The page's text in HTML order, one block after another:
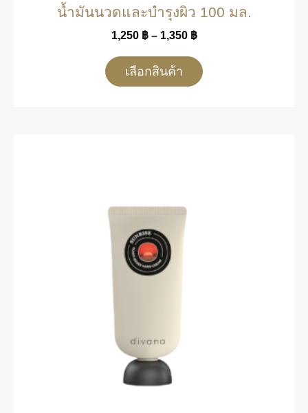
น้ำมันนวดและบำรุงผิว 100 มล.
1,250 ฿ – 1,350 ฿
เลือกสินค้า